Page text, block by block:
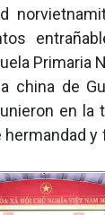
Primaria
china de
en la